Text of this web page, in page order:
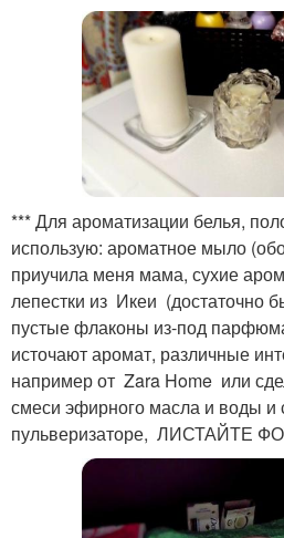
*** Для ароматизации белья,
использую: ароматное мыло
приучила меня мама, сухие
лепестки из Икеи (достаточно
пустые флаконы из-под
источают аромат, различные
например от Zara Home или
смеси эфирного масла и воды и
пульверизаторе, ЛИСТАЙТЕ